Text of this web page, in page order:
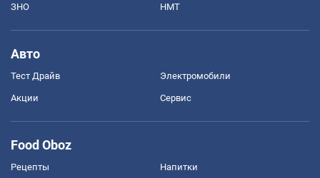
ЗНО НМТ
Авто
Тест Драйв Электромобили
Акции Сервис
Food Oboz
Рецепты Напитки